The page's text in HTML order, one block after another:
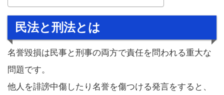
民法と刑法とは
名誉毀損は民事と刑事の両方で責任を問われる重大な
問題です。
他人を誹謗中傷したり名誉を傷つける発言をすると、